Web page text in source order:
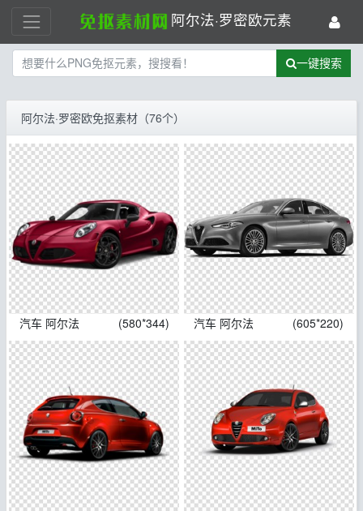
阿尔法·罗密欧元素
一键搜索
阿尔法·罗密欧免抠素材（76个）
汽车 阿尔法 (580*344) 汽车 阿尔法 (605*220)